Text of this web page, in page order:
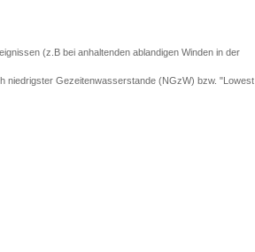
(z.B bei anhaltenden ablandigen Winden in der
niedrigster Gezeitenwasserstande (NGzW) bzw. "Lowest